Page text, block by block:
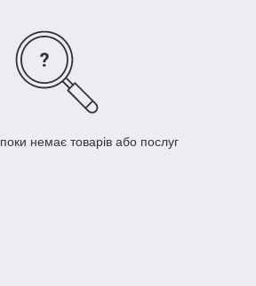
немає товарів або послуг